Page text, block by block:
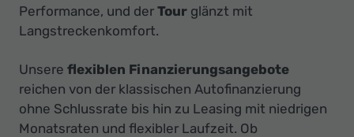
Performance, und der Tour glänzt mit
Langstreckenkomfort.
Unsere flexiblen Finanzierungsangebote
reichen von der klassischen Autofinanzierung
ohne Schlussrate bis hin zu Leasing mit niedrigen
Monatsraten und flexibler Laufzeit. Ob